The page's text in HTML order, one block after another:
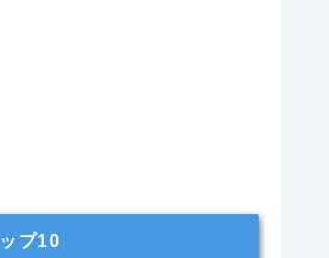
プ10